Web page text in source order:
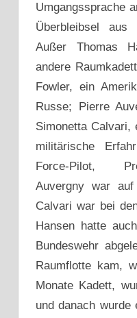
Umgangssprache
Überbleibsel
Außer Thomas
andere
Fowler, ein
Russe; Pierre
Simonetta Calvari,
militärische
Force-Pilot,
Auvergny war
Calvari war bei
Hansen hatte
Bundeswehr
Raumflotte kam,
Monate Kadett,
und danach wurde